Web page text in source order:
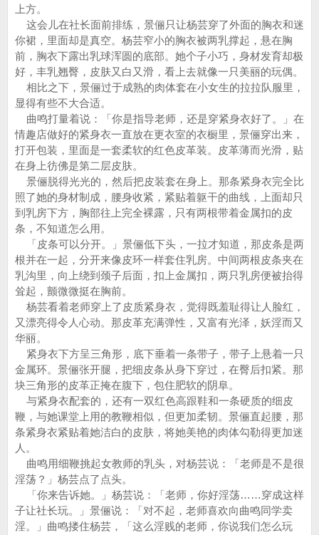
上方。
这会儿在社长面前排练，景俪只让杨芸穿了外面的胸衣和迷
你裙，里面却是真空。杨芸窄小的胸衣被两乳撑起，悬在胸
前，胸衣下露出乳球浑圆的底部。她个子小巧，身材发育却极
好，丰乳翘臀，皮肤又白又滑，看上去就像一只美丽的玩偶。
相比之下，景俪过于成熟的肉体套在小女生的拉拉队服里，
显得有些不大合适。
曲鸣打量着说：「你是指导老师，还是穿紧身衣好了。」在
情趣店做好的紧身衣一直放在更衣室的衣橱里，景俪穿出来，
打开包装，里面是一套柔软的红色皮革装。皮革薄而光滑，贴
在身上彷佛是第二层皮肤。
景俪脱得光光的，然后把皮装套在身上。那条紧身衣完全比
照了她的身材制成，腰身收紧，紧贴着躯干的曲线，上面却只
到乳房下方，胸部往上完全裸露，只有两根带着金属扣的皮
条，不知道怎么用。
「皮条可以分开。」景俪低下头，一拉才知道，那皮条是两
根并在一起，分开来像皮环一样套住乳房。中间两根皮条夹在
乳沟里，向上绕到颈子后面，扣上金属扣，两只乳房便被抬得
耸起，颤微微挺在胸前。
杨芸看着老师穿上了皮质紧身衣，觉得既羞耻得让人脸红，
又漂亮得令人心动。那皮革充满弹性，又富有光泽，妖淫而又
华丽。
紧身衣下方呈三角形，底下垂着一条带子，带子上悬着一只
金属环。景俪张开腿，把细皮条从身下穿过，在臀后扣紧。那
块三角形的皮革正掩在腹下，包住肥软的阴阜。
与紧身衣配套的，还有一双红色高跟鞋和一条硬质的细皮
鞭，与她课堂上用的教鞭相似，但更加柔韧。景俪直起腰，那
条紧身衣紧贴着她洁白的皮肤，将她美艳的肉体勾勒得更加迷
人。
曲鸣用细鞭挑起女教师的乳头，对杨芸说：「老师是不是很
淫荡？」杨芸点了点头。
「你来告诉她。」杨芸说：「老师，你好淫荡……穿成这样
子让社长玩。」景俪说：「对不起，老师喜欢向曲鸣同学卖
淫。」曲鸣搂住杨芸，「这么淫贱的老师，你说我们怎么玩